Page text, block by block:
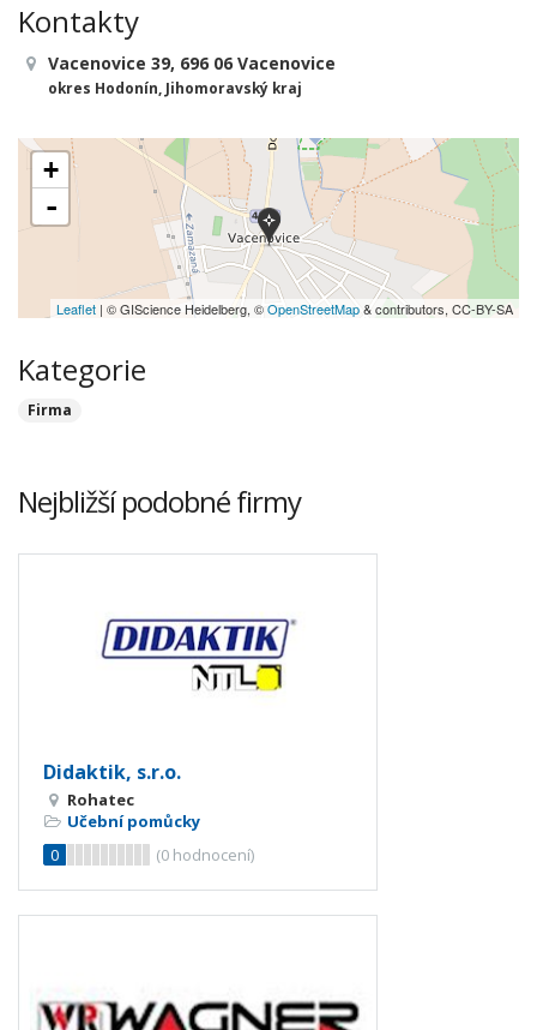
Kontakty
Vacenovice 39, 696 06 Vacenovice
okres Hodonín, Jihomoravský kraj
+
-
Leaflet | © GIScience Heidelberg, ©OpenStreetMap& contributors, CC-BY-SA
Kategorie
Firma
Nejbližší podobné firmy
Didaktik, s.r.o.
Rohatec
Učební pomůcky
0
(0 hodnocení)